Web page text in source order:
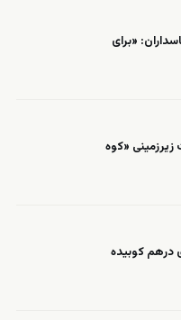
«برای
زیرزمینی «کوه
درهم کوبیده